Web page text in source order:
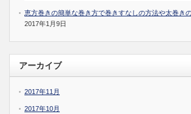
恵方巻きの簡単な巻き方で巻きすなしの方法や太巻き
2017年1月9日
アーカイブ
2017年11月
2017年10月